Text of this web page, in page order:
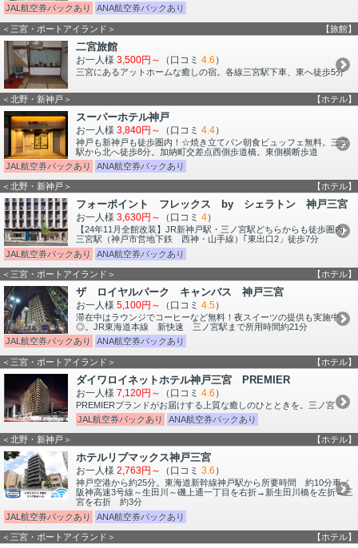
JAL航空券パックあり
ANA航空券パックあり
＜三宮・ポートアイランド＞ 【旅館】
二宮旅館
お一人様 3,500円～ （口コミ 4.6 ）
三宮にあるアットホームな癒しの宿。各線三宮駅下車、東へ徒歩5分
＜北野・新神戸＞ 【ホテル】
スーパーホテル神戸
お一人様 3,840円～ （口コミ 4.4）
神戸も新神戸も徒歩圏内！☆焼き立てパン朝食ビュッフェ無料。三宮
駅から北へ徒歩8分。加納町交差点西側歩道橋。東側横断歩道
JAL航空券パックあり
ANA航空券パックあり
＜北野・新神戸＞ 【ホテル】
フォーポイント フレックス by シェラトン 神戸三宮
お一人様 3,630円～ （口コミ 4）
【24年11月全館改装】JR新神戸駅・三ノ宮駅どちらからも徒歩圏内。
三宮駅（神戸市営地下鉄 西神・山手線）｢東出口2」徒歩7分
JAL航空券パックあり
ANA航空券パックあり
＜三宮・ポートアイランド＞ 【ホテル】
ザ ロイヤルパーク キャンバス 神戸三宮
お一人様 5,100円～ （口コミ 4.5）
滞在中はラウンジでコーヒーなど無料！夜スイーツの提供も実施中
◎。JR東海道本線 新快速 三ノ宮駅まで所用時間約21分
JAL航空券パックあり
ANA航空券パックあり
＜三宮・ポートアイランド＞ 【ホテル】
ダイワロイネットホテル神戸三宮 PREMIER
お一人様 7,120円～ （口コミ 4.6 ）
PREMIERブランドがお届けする上質な癒しのひとときを。三ノ宮
JAL航空券パックあり
ANA航空券パックあり
＜北野・新神戸＞ 【ホテル】
ホテルリブマックス神戸三宮
お一人様 2,763円～ （口コミ 3.6 ）
神戸空港から約25分。東海道新幹線神戸駅から所要時間 約10分車／
阪神高速3号線～生田川～磯上通一丁目を右折→新生田川橋を左折→三
宮を右折 約3分
JAL航空券パックあり
ANA航空券パックあり
＜三宮・ポートアイランド＞ 【ホテル】